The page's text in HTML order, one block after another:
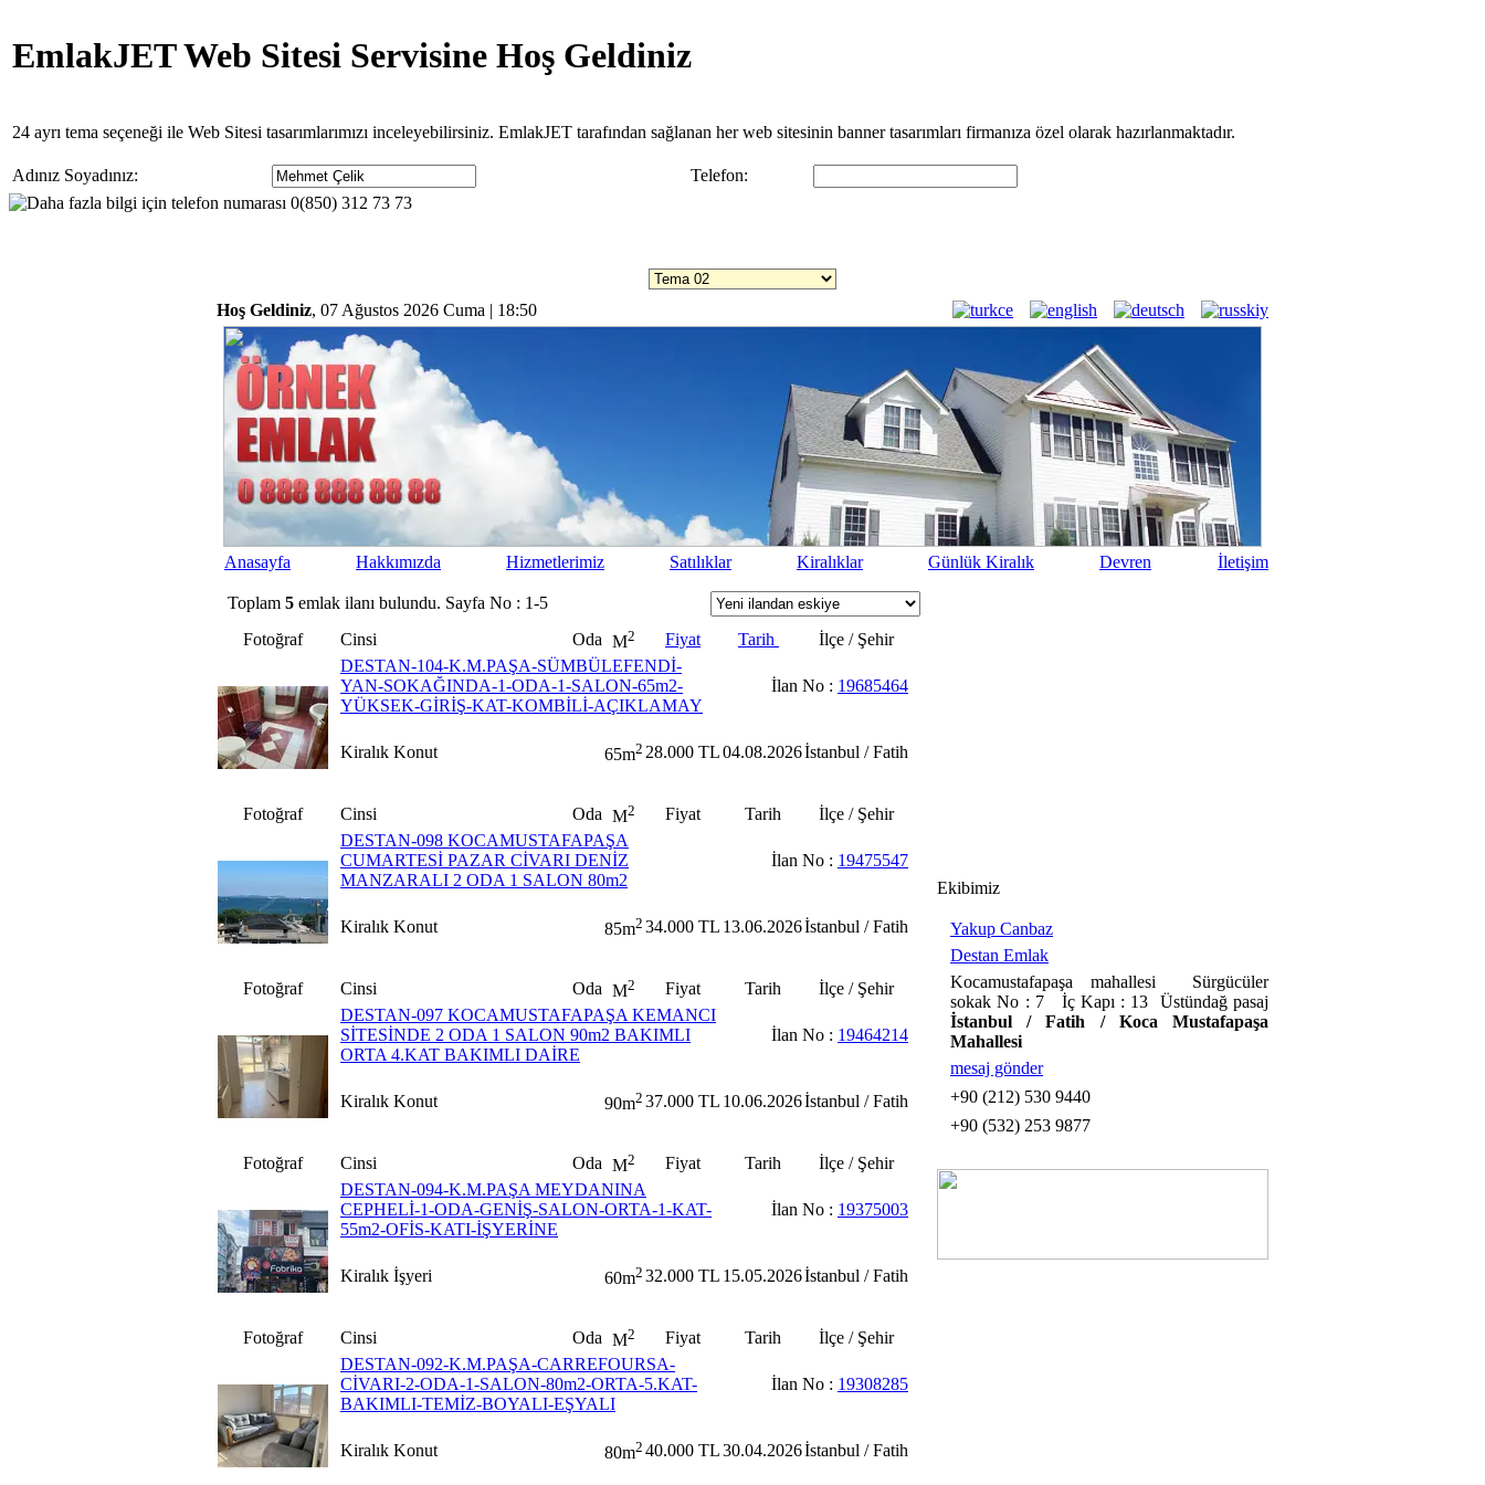
EmlakJET Web Sitesi Servisine Hoş Geldiniz
24 ayrı tema seçeneği ile Web Sitesi tasarımlarımızı inceleyebilirsiniz. EmlakJET tarafından sağlanan her web sitesinin banner tasarımları firmanıza özel olarak hazırlanmaktadır.
Adınız Soyadınız: Telefon:
Hoş Geldiniz, 07 Ağustos 2026 Cuma | 18:50
Anasayfa Hakkımızda Hizmetlerimiz Satılıklar Kiralıklar Günlük Kiralık Devren İletişim
Toplam 5 emlak ilanı bulundu. Sayfa No : 1-5
Fotoğraf
Cinsi Oda M2 Fiyat Tarih
İlçe / Şehir
DESTAN-104-K.M.PAŞA-SÜMBÜLEFENDİ-
YAN-SOKAĞINDA-1-ODA-1-SALON-65m2-
YÜKSEK-GİRİŞ-KAT-KOMBİLİ-AÇIKLAMAY
İlan No : 19685464
Kiralık Konut 65m2 28.000 TL04.08.2026İstanbul / Fatih
Fotoğraf Cinsi Oda M2 Fiyat Tarih
İlçe / Şehir
DESTAN-098 KOCAMUSTAFAPAŞA
CUMARTESİ PAZAR CİVARI DENİZ
MANZARALI 2 ODA 1 SALON 80m2
İlan No : 19475547
Kiralık Konut 85m2 34.000 TL 13.06.2026İstanbul / Fatih
Fotoğraf Cinsi Oda M2 Fiyat Tarih
İlçe / Şehir
DESTAN-097 KOCAMUSTAFAPAŞA KEMANCI
SİTESİNDE 2 ODA 1 SALON 90m2 BAKIMLI
ORTA 4.KAT BAKIMLI DAİRE
İlan No : 19464214
Kiralık Konut 90m2 37.000 TL 10.06.2026İstanbul / Fatih
Fotoğraf Cinsi Oda M2 Fiyat Tarih
İlçe / Şehir
DESTAN-094-K.M.PAŞA MEYDANINA
CEPHELİ-1-ODA-GENİŞ-SALON-ORTA-1-KAT-
55m2-OFİS-KATI-İŞYERİNE
İlan No : 19375003
Kiralık İşyeri 60m2 32.000 TL 15.05.2026İstanbul / Fatih
Fotoğraf Cinsi Oda M2 Fiyat Tarih
İlçe / Şehir
DESTAN-092-K.M.PAŞA-CARREFOURSA-
CİVARI-2-ODA-1-SALON-80m2-ORTA-5.KAT-
BAKIMLI-TEMİZ-BOYALI-EŞYALI
İlan No : 19308285
Kiralık Konut 80m2 40.000 TL30.04.2026İstanbul / Fatih
Ekibimiz
Yakup Canbaz
Destan Emlak
Kocamustafapaşa mahallesi Sürgücüler
sokak No : 7 İç Kapı : 13 Üstündağ pasaj
İstanbul / Fatih / Koca Mustafapaşa
Mahallesi
mesaj gönder
+90 (212) 530 9440
+90 (532) 253 9877